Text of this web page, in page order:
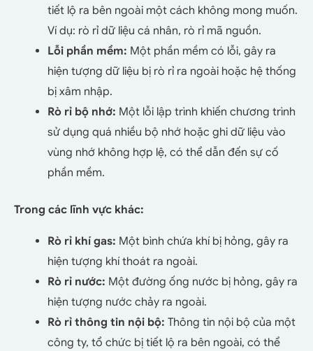
tiết lộ ra bên ngoài một cách không mong muốn.
Ví dụ: rò rỉ dữ liệu cá nhân, rò rỉ mã nguồn.
Lỗi phần mềm: Một phần mềm có lỗi, gây ra
hiện tượng dữ liệu bị rò rỉ ra ngoài hoặc hệ thống
bị xâm nhập.
Rò rỉ bộ nhớ: Một lỗi lập trình khiến chương trình
sử dụng quá nhiều bộ nhớ hoặc ghi dữ liệu vào
vùng nhớ không hợp lệ, có thể dẫn đến sự cố
phần mềm.
Trong các lĩnh vực khác:
Rò rỉ khí gas: Một bình chứa khí bị hỏng, gây ra
hiện tượng khí thoát ra ngoài.
Rò rỉ nước: Một đường ống nước bị hỏng, gây ra
hiện tượng nước chảy ra ngoài.
Rò rỉ thông tin nội bộ: Thông tin nội bộ của một
công ty, tổ chức bị tiết lộ ra bên ngoài, có thể